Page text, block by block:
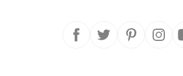
Folge Folge
Folge Folge